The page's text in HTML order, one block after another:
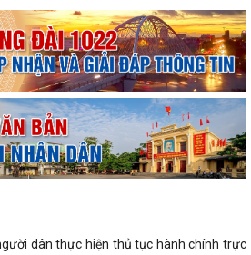
dân thực hiện thủ tục hành chính trực